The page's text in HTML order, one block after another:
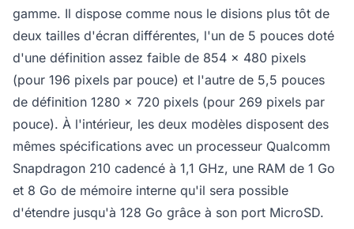
gamme. Il dispose comme nous le disions plus tôt de
deux tailles d'écran différentes, l'un de 5 pouces doté
d'une définition assez faible de 854 x 480 pixels
(pour 196 pixels par pouce) et l'autre de 5,5 pouces
de définition 1280 x 720 pixels (pour 269 pixels par
pouce). À l'intérieur, les deux modèles disposent des
mêmes spécifications avec un processeur Qualcomm
Snapdragon 210 cadencé à 1,1 GHz, une RAM de 1 Go
et 8 Go de mémoire interne qu'il sera possible
d'étendre jusqu'à 128 Go grâce à son port MicroSD.